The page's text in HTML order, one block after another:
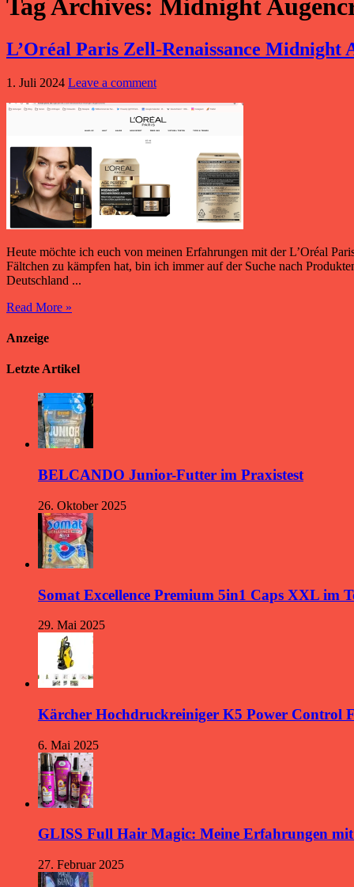
Tag Archives: Midnight
L’Oréal Paris Zell-Renaissance Midnight
1. Juli 2024 Leave a comment
Heute möchte ich euch von meinen Erfahrungen mit der L’Oréal
Fältchen zu kämpfen hat, bin ich immer auf der Suche nach
Deutschland ...
Read More »
Anzeige
Letzte Artikel
BELCANDO Junior-Futter im Praxistest
26. Oktober 2025
Somat Excellence Premium 5in1 Caps XXL im
29. Mai 2025
Kärcher Hochdruckreiniger K5 Power Control
6. Mai 2025
GLISS Full Hair Magic: Meine Erfahrungen
27. Februar 2025